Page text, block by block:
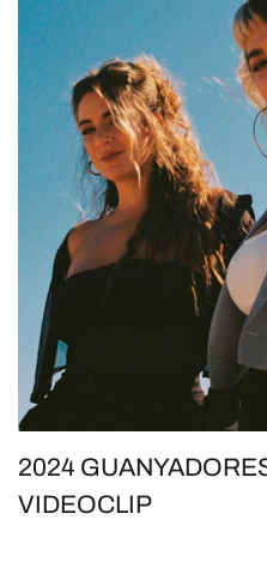
2024
VIDEOCLIP